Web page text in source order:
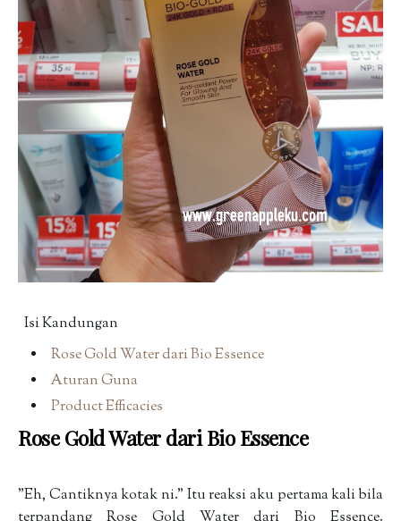
Isi Kandungan
Rose Gold Water dari Bio Essence
Aturan Guna
Product Efficacies
Rose Gold Water dari Bio Essence
"Eh, Cantiknya kotak ni." Itu reaksi aku pertama kali bila